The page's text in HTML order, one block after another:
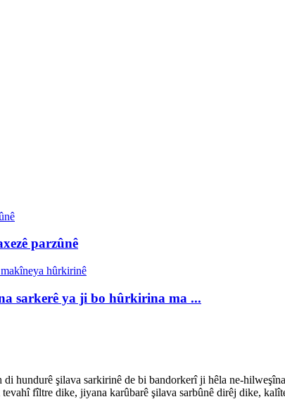
parzûnê
sarkerê ya ji bo hûrkirina ma ...
hundurê şilava sarkirinê de bi bandorkerî ji hêla ne-
fîltre dike, jiyana karûbarê şilava sarbûnê dirêj dike,